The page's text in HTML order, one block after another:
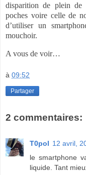
disparition de plein de
poches voire celle de
d’utiliser un
mouchoir.
A vous de voir…
à 09:52
Partager
2 commentaires:
T0pol 12 avril,
le smartphone
liquide. Tant